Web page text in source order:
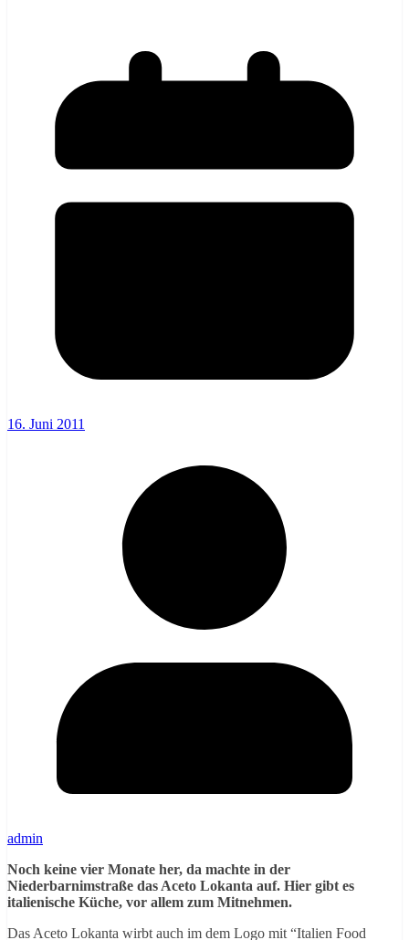
16. Juni 2011
admin
Noch keine vier Monate her, da machte in der
Niederbarnimstraße das Aceto Lokanta auf. Hier gibt es
italienische Küche, vor allem zum Mitnehmen.
Das Aceto Lokanta wirbt auch im dem Logo mit “Italien Food